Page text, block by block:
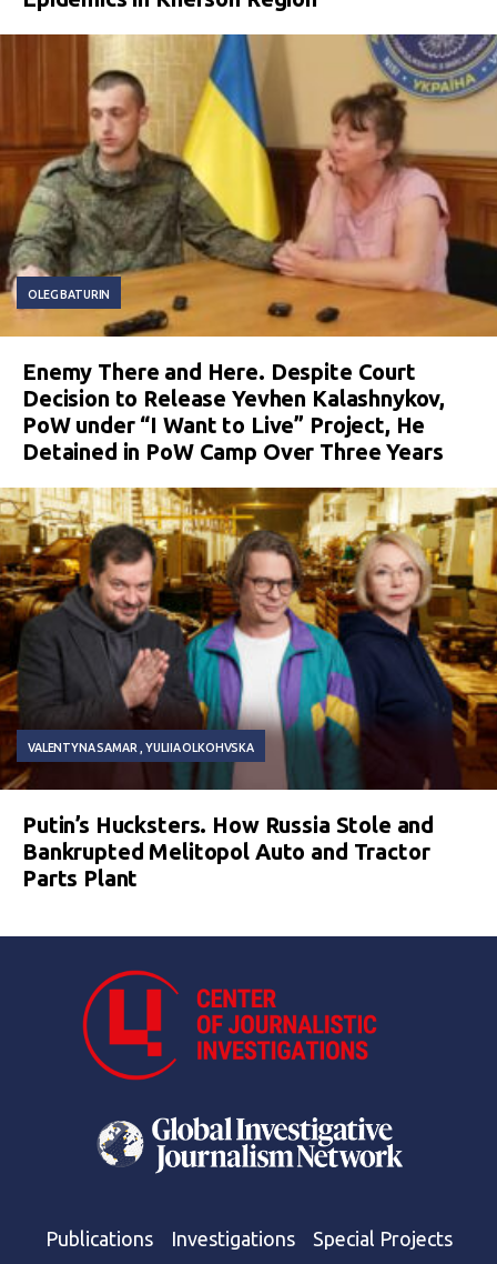
OLEG BATURIN
Enemy There and Here. Despite Court
Decision to Release Yevhen Kalashnykov,
PoW under “I Want to Live” Project, He
Detained in PoW Camp Over Three Years
VALENTYNA SAMAR YULIIA OLKOHVSKA
Putin’s Hucksters. How Russia Stole and
Bankrupted Melitopol Auto and Tractor
Parts Plant
Publications Investigations Special Projects